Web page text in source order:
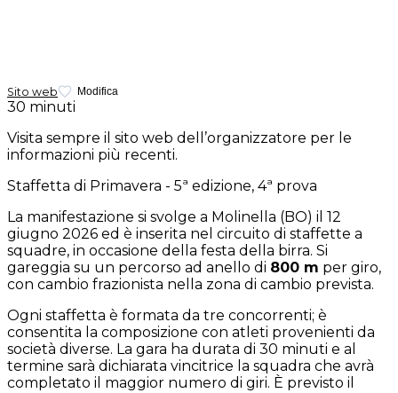
Sito web Modifica
30 minuti
Visita sempre il sito web dell’organizzatore per le
informazioni più recenti.
Staffetta di Primavera - 5ª edizione, 4ª prova
La manifestazione si svolge a Molinella (BO) il 12
giugno 2026 ed è inserita nel circuito di staffette a
squadre, in occasione della festa della birra. Si
gareggia su un percorso ad anello di 800 m per giro,
con cambio frazionista nella zona di cambio prevista.
Ogni staffetta è formata da tre concorrenti; è
consentita la composizione con atleti provenienti da
società diverse. La gara ha durata di 30 minuti e al
termine sarà dichiarata vincitrice la squadra che avrà
completato il maggior numero di giri. È previsto il